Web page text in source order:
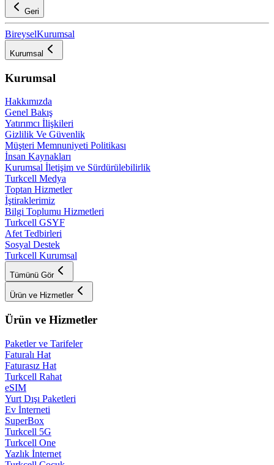
Geri
BireyselKurumsal
Kurumsal
Kurumsal
Hakkımızda
Genel Bakış
Yatırımcı İlişkileri
Gizlilik Ve Güvenlik
Müşteri Memnuniyeti Politikası
İnsan Kaynakları
Kurumsal İletişim ve Sürdürülebilirlik
Turkcell Medya
Toptan Hizmetler
İştiraklerimiz
Bilgi Toplumu Hizmetleri
Turkcell GSYF
Afet Tedbirleri
Sosyal Destek
Turkcell Kurumsal
Tümünü Gör
Ürün ve Hizmetler
Ürün ve Hizmetler
Paketler ve Tarifeler
Faturalı Hat
Faturasız Hat
Turkcell Rahat
eSIM
Yurt Dışı Paketleri
Ev İnterneti
SuperBox
Turkcell 5G
Turkcell One
Yazlık İnternet